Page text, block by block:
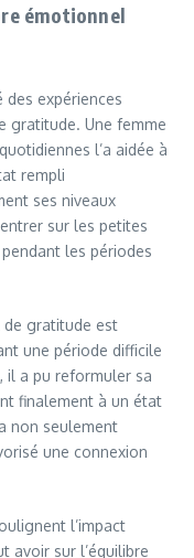
émotionnel
expériences
gratitude. Une femme
l’a aidée à
rempli
ses niveaux
sur les petites
les périodes
de gratitude est
une période difficile
il a pu reformuler sa
finalement à un état
non seulement
une connexion
l’impact
avoir sur l’équilibre